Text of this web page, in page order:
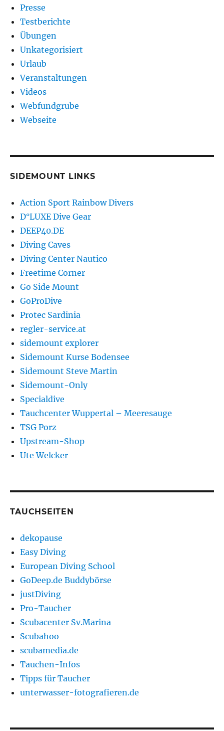
Presse
Testberichte
Übungen
Unkategorisiert
Urlaub
Veranstaltungen
Videos
Webfundgrube
Webseite
SIDEMOUNT LINKS
Action Sport Rainbow Divers
D°LUXE Dive Gear
DEEP40.DE
Diving Caves
Diving Center Nautico
Freetime Corner
Go Side Mount
GoProDive
Protec Sardinia
regler-service.at
sidemount explorer
Sidemount Kurse Bodensee
Sidemount Steve Martin
Sidemount-Only
Specialdive
Tauchcenter Wuppertal – Meeresauge
TSG Porz
Upstream-Shop
Ute Welcker
TAUCHSEITEN
dekopause
Easy Diving
European Diving School
GoDeep.de Buddybörse
justDiving
Pro-Taucher
Scubacenter Sv.Marina
Scubahoo
scubamedia.de
Tauchen-Infos
Tipps für Taucher
unterwasser-fotografieren.de